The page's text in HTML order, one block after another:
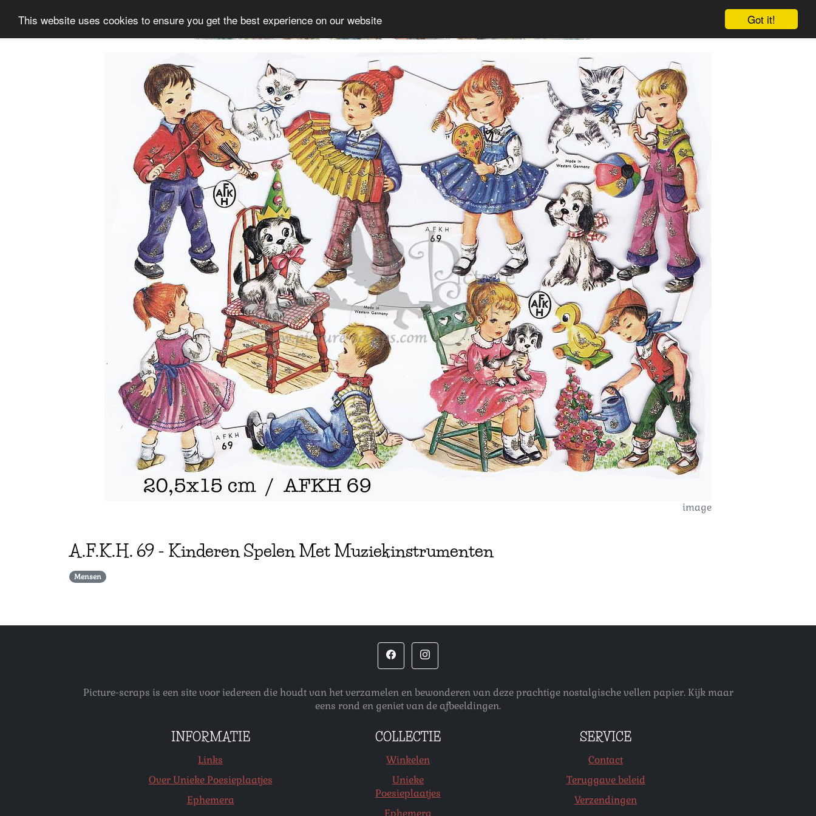
Got it!
This website uses cookies to ensure you get the best experience on our website
Informatie Collectie Aanmelden
image
A.F.K.H. 69 - Kinderen Spelen Met Muziekinstrumenten
Mensen
Picture-scraps is een site voor iedereen die houdt van het verzamelen en bewonderen van deze prachtige nostalgische vellen papier. Kijk maar
eens rond en geniet van de afbeeldingen.
INFORMATIE
Links
Over Unieke Poesieplaatjes
Ephemera
COLLECTIE
Winkelen
Unieke
Poesieplaatjes
Ephemera
SERVICE
Contact
Teruggave beleid
Verzendingen